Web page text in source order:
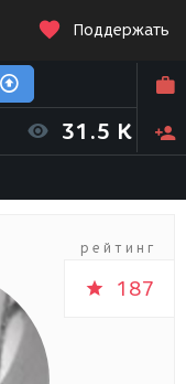
Поддержать
31.5 K
рейтинг
187